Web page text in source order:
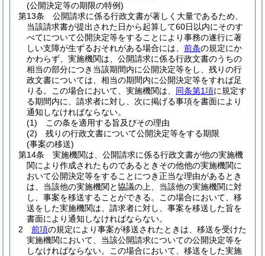
(公開決定等の期限の特例)
第13条
公開請求に係る行政文書が著しく大量であるため、
当該請求書が提出された日から起算して60日以内にそのす
べてについて公開決定等をすることにより事務の遂行に著
しい支障が生ずるおそれがある場合には、 前条の規定にか
かわらず、実施機関は、公開請求に係る行政文書のうちの
相当の部分につき当該期間内に公開決定等をし、残りの行
政文書については、相当の期間内に公開決定等をすれば足
りる。
この場合において、実施機関は、 同条第1項に規定す
る期間内に、請求者に対し、次に掲げる事項を書面により
通知しなければならない。
(1)
この条を適用する旨及びその理由
(2)
残りの行政文書について公開決定等をする期限
(事案の移送)
第14条
実施機関は、公開請求に係る行政文書が他の実施機
関により作成されたものであるときその他他の実施機関に
おいて公開決定等をすることにつき正当な理由があるとき
は、当該他の実施機関と協議の上、当該他の実施機関に対
し、事案を移送することができる。
この場合において、移
送をした実施機関は、請求者に対し、事案を移送した旨を
書面により通知しなければならない。
2
前項の規定により事案が移送されたときは、移送を受けた
実施機関において、当該公開請求についての公開決定等を
しなければならない。
この場合において、移送をした実施